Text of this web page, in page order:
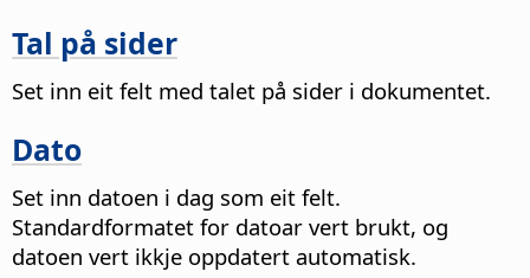
Tal på sider
Set inn eit felt med talet på sider i dokumentet.
Dato
Set inn datoen i dag som eit felt.
Standardformatet for datoar vert brukt, og
datoen vert ikkje oppdatert automatisk.